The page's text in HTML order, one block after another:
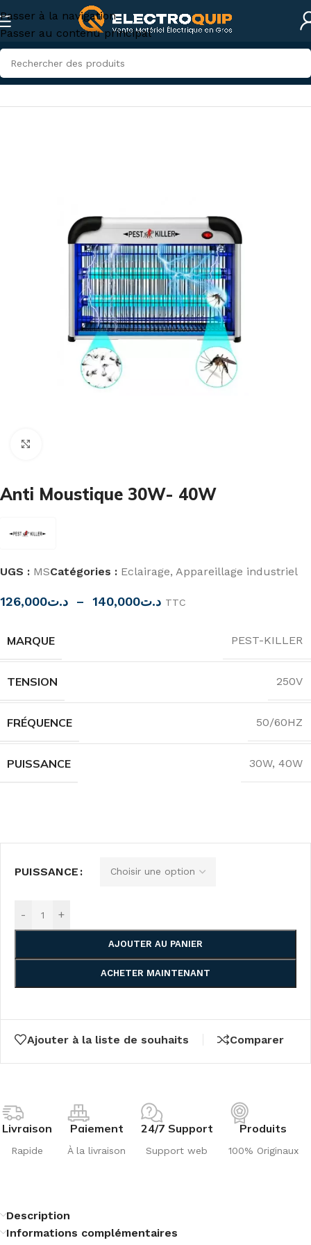
Passer à la navigation
Passer au contenu principal
Accueil/Électricité industrielle/Appareillage industriel
Anti Moustique 30W- 40W
UGS : MSCatégories : Eclairage, Appareillage industriel
د.ت126,000 – د.ت140,000 TTC
MARQUE PEST-KILLER
TENSION 250V
FRÉQUENCE 50/60HZ
PUISSANCE 30W, 40W
PUISSANCE
- +
AJOUTER AU PANIER
ACHETER MAINTENANT
Ajouter à la liste de souhaits Comparer
Livraison
Rapide
Paiement
À la livraison
24/7 Support
Support web
Produits
100% Originaux
Description
Informations complémentaires